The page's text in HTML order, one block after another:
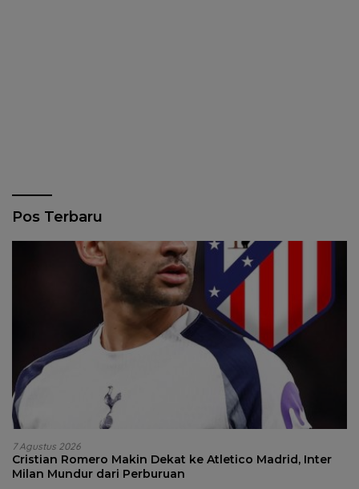
Pos Terbaru
7 Agustus 2026
Cristian Romero Makin Dekat ke Atletico Madrid, Inter
Milan Mundur dari Perburuan